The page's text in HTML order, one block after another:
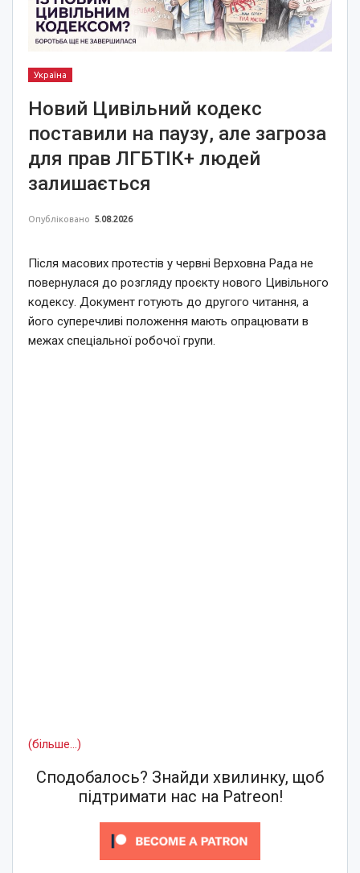
Україна
Новий Цивільний кодекс
поставили на паузу, але загроза
для прав ЛГБТІК+ людей
залишається
Опубліковано 5.08.2026
Після масових протестів у червні Верховна Рада не
повернулася до розгляду проєкту нового Цивільного
кодексу. Документ готують до другого читання, а
його суперечливі положення мають опрацювати в
межах спеціальної робочої групи.
(більше…)
Сподобалось? Знайди хвилинку, щоб
підтримати нас на Patreon!